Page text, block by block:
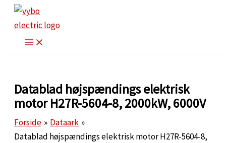
indholdet
Datablad højspændings elektrisk
motor H27R-5604-8, 2000kW, 6000V
Forside
Dataark
Datablad højspændings elektrisk motor H27R-5604-8,